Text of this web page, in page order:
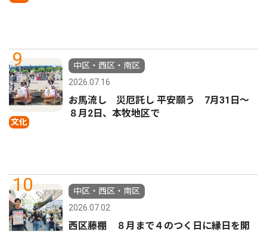
9
文化
中区・西区・南区
2026.07.16
お馬流し 災厄託し 平安願う 7月31日〜
８月2日、本牧地区で
10
中区・西区・南区
2026.07.02
西区藤棚 ８月まで４のつく日に縁日を開